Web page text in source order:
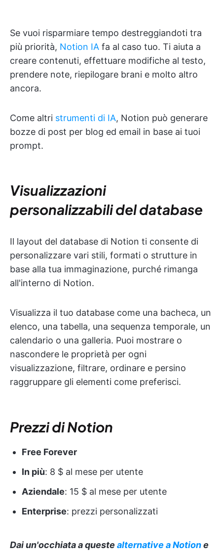
Se vuoi risparmiare tempo destreggiandoti tra
più priorità, Notion IA fa al caso tuo. Ti aiuta a
creare contenuti, effettuare modifiche al testo,
prendere note, riepilogare brani e molto altro
ancora.
Come altri strumenti di IA, Notion può generare
bozze di post per blog ed email in base ai tuoi
prompt.
Visualizzazioni
personalizzabili del database
Il layout del database di Notion ti consente di
personalizzare vari stili, formati o strutture in
base alla tua immaginazione, purché rimanga
all'interno di Notion.
Visualizza il tuo database come una bacheca, un
elenco, una tabella, una sequenza temporale, un
calendario o una galleria. Puoi mostrare o
nascondere le proprietà per ogni
visualizzazione, filtrare, ordinare e persino
raggruppare gli elementi come preferisci.
Prezzi di Notion
Free Forever
In più: 8 $ al mese per utente
Aziendale: 15 $ al mese per utente
Enterprise: prezzi personalizzati
Dai un'occhiata a queste alternative a Notione